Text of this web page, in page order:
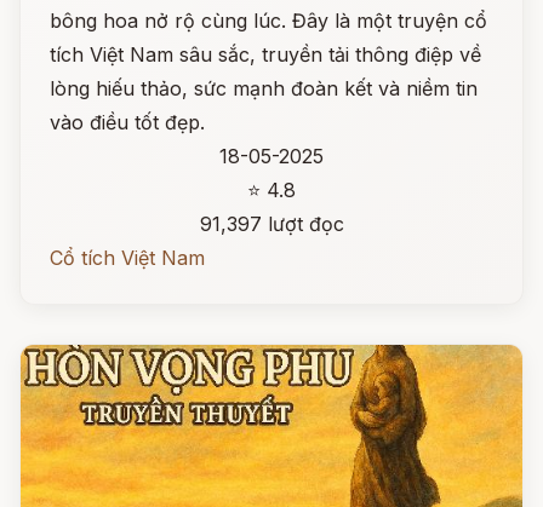
bông hoa nở rộ cùng lúc. Đây là một truyện cổ
tích Việt Nam sâu sắc, truyền tải thông điệp về
lòng hiếu thảo, sức mạnh đoàn kết và niềm tin
vào điều tốt đẹp.
18-05-2025
⭐ 4.8
91,397 lượt đọc
Cổ tích Việt Nam